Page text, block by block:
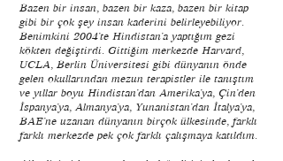
Bazen bir insan, bazen bir kaza, bazen bir kitap
gibi bir çok şey insan kaderini belirleyebiliyor.
Benimkini 2004’te Hindistan’a yaptığım gezi
kökten değiştirdi. Gittiğim merkezde Harvard,
UCLA, Berlin Üniversitesi gibi dünyanın önde
gelen okullarından mezun terapistler ile tanıştım
ve yıllar boyu Hindistan’dan Amerika’ya, Çin’den
İspanya’ya, Almanya’ya, Yunanistan’dan İtalya’ya,
BAE’ne uzanan dünyanın birçok ülkesinde, farklı
farklı merkezde pek çok farklı çalışmaya katıldım.